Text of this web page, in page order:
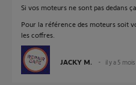
Si vos moteurs ne sont pas dedans
Pour la référence des moteurs soit
les coffres.
JACKY M. il y a 5 mois